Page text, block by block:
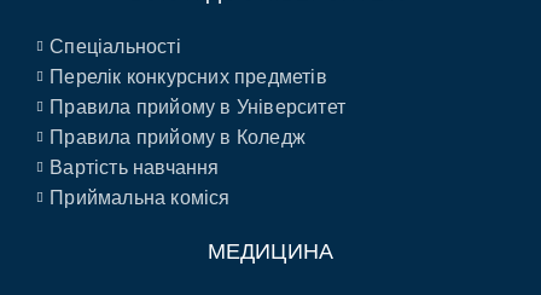
Спеціальності
Перелік конкурсних предметів
Правила прийому в Університет
Правила прийому в Коледж
Вартість навчання
Приймальна коміся
МЕДИЦИНА